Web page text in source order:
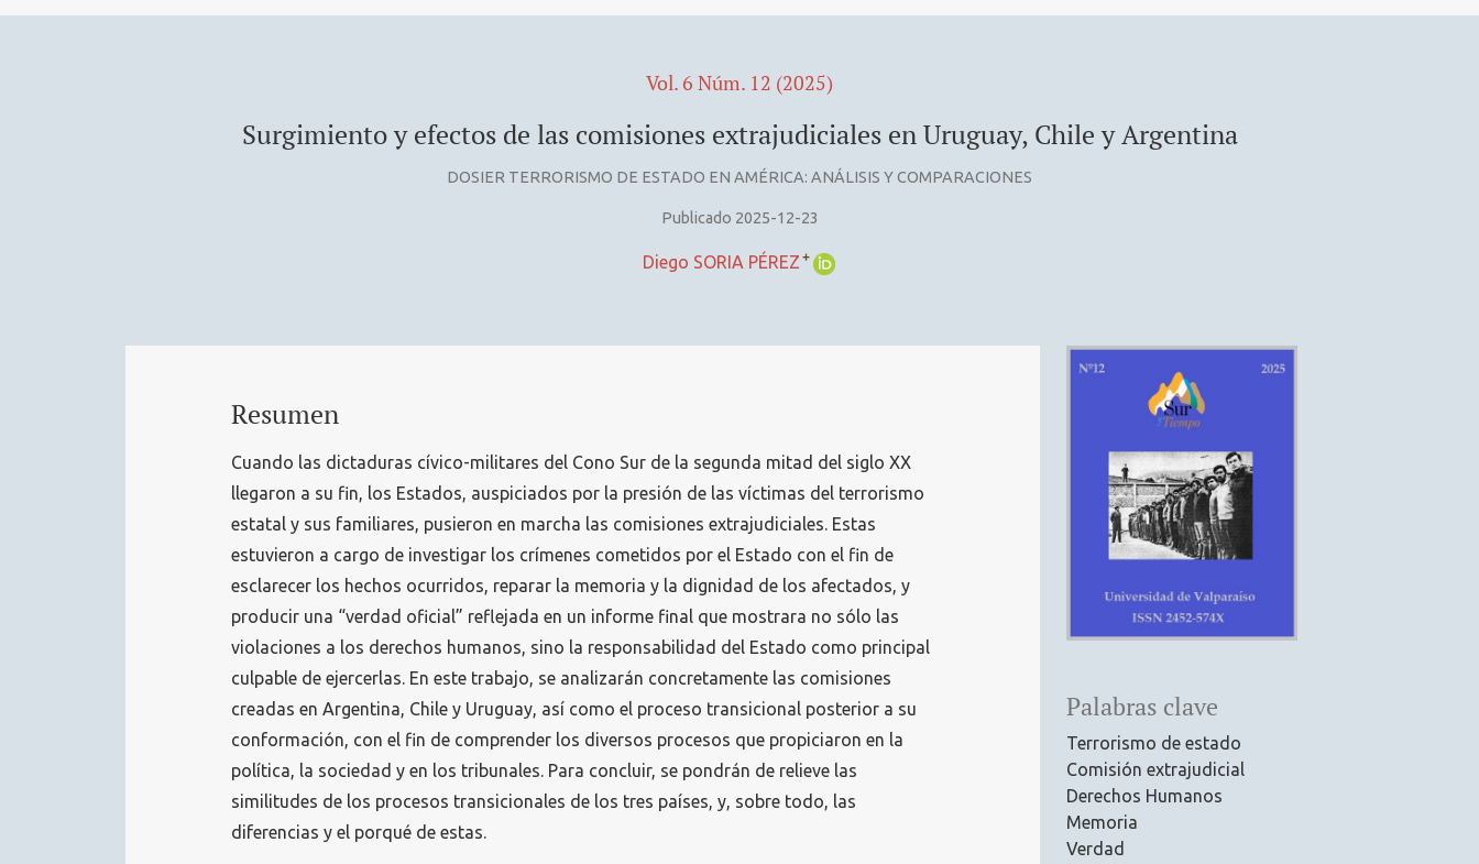
Vol. 6 Núm. 12 (2025)
Surgimiento y efectos de las comisiones extrajudiciales en Uruguay, Chile y Argentina
DOSIER TERRORISMO DE ESTADO EN AMÉRICA: ANÁLISIS Y COMPARACIONES
Publicado 2025-12-23
Diego SORIA PÉREZ +
Palabras clave
Terrorismo de estado
Comisión extrajudicial
Derechos Humanos
Memoria
Verdad
Resumen
Cuando las dictaduras cívico-militares del Cono Sur de la segunda mitad del siglo XX
llegaron a su fin, los Estados, auspiciados por la presión de las víctimas del terrorismo
estatal y sus familiares, pusieron en marcha las comisiones extrajudiciales. Estas
estuvieron a cargo de investigar los crímenes cometidos por el Estado con el fin de
esclarecer los hechos ocurridos, reparar la memoria y la dignidad de los afectados, y
producir una “verdad oficial” reflejada en un informe final que mostrara no sólo las
violaciones a los derechos humanos, sino la responsabilidad del Estado como principal
culpable de ejercerlas. En este trabajo, se analizarán concretamente las comisiones
creadas en Argentina, Chile y Uruguay, así como el proceso transicional posterior a su
conformación, con el fin de comprender los diversos procesos que propiciaron en la
política, la sociedad y en los tribunales. Para concluir, se pondrán de relieve las
similitudes de los procesos transicionales de los tres países, y, sobre todo, las
diferencias y el porqué de estas.